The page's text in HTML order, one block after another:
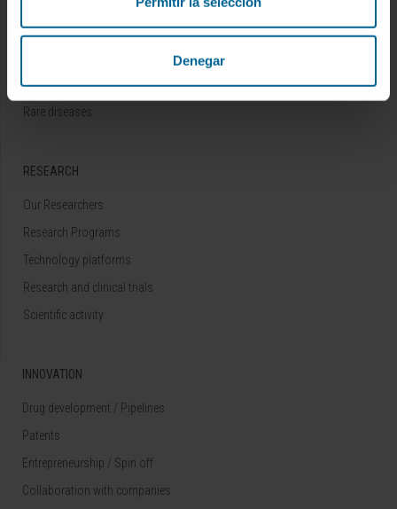
Denegar
Cardiovascular diseases
Nervous System diseases
Rare diseases
RESEARCH
Our Researchers
Research Programs
Technology platforms
Research and clinical trials
Scientific activity
INNOVATION
Drug development / Pipelines
Patents
Entrepreneurship / Spin off
Collaboration with companies